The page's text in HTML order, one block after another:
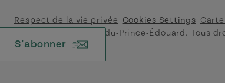
S'abonner
Respect de la vie privée Cookies Settings
© 2026 Tourisme Île-du-Prince-Édouard. Tous